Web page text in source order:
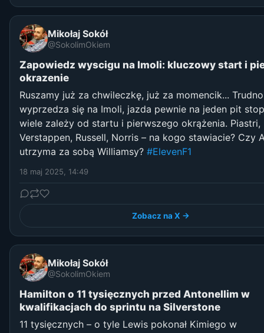
Mikołaj Sokół
@SokolimOkiem
Zapowiedz wyscigu na Imoli: kluczowy start i
okrazenie
Ruszamy już za chwileczkę, już za momencik... Trudno
wyprzedza się na Imoli, jazda pewnie na jeden pit
wiele zależy od startu i pierwszego okrążenia. Piastri,
Verstappen, Russell, Norris – na kogo stawiacie? Czy
utrzyma za sobą Williamsy? #ElevenF1
18 maj 2025, 14:49
Zobacz na X →
Mikołaj Sokół
@SokolimOkiem
Hamilton o 11 tysięcznych przed Antonellim w
kwalifikacjach do sprintu na Silverstone
11 tysięcznych – o tyle Lewis pokonał Kimiego w